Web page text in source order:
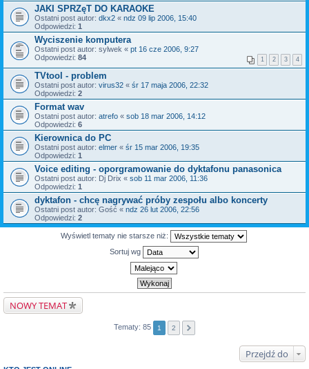
JAKI SPRZęT DO KARAOKE
Ostatni post autor: dkx2 « ndz 09 lip 2006, 15:40
Odpowiedzi: 1
Wyciszenie komputera
Ostatni post autor: sylwek « pt 16 cze 2006, 9:27
Odpowiedzi: 84 1 2 3 4
TVtool - problem
Ostatni post autor: virus32 « śr 17 maja 2006, 22:32
Odpowiedzi: 2
Format wav
Ostatni post autor: atrefo « sob 18 mar 2006, 14:12
Odpowiedzi: 6
Kierownica do PC
Ostatni post autor: elmer « śr 15 mar 2006, 19:35
Odpowiedzi: 1
Voice editing - oporgramowanie do dyktafonu panasonica
Ostatni post autor: Dj Drix « sob 11 mar 2006, 11:36
Odpowiedzi: 1
dyktafon - chcę nagrywać próby zespołu albo koncerty
Ostatni post autor: Gość « ndz 26 lut 2006, 22:56
Odpowiedzi: 2
Wyświetl tematy nie starsze niż:
Sortuj wg
NOWY TEMAT
Tematy: 85 1 2
Przejdź do